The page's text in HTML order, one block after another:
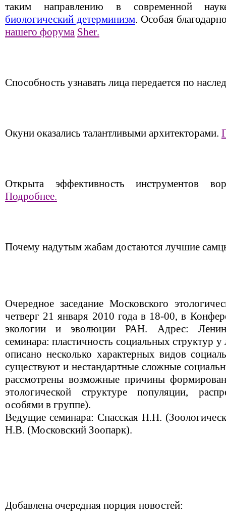
таким направлению в современной
биологический детерминизм. Особая
нашего форума Sher.
Способность узнавать лица передается по
Окуни оказались талантливыми архитекторами.
Открыта эффективность инструментов
Подробнее.
Почему надутым жабам достаются лучшие
Очередное заседание Московского
четверг 21 января 2010 года в 18-00, в
экологии и эволюции РАН. Адрес:
семинара: пластичность социальных
описано несколько характерных видов
существуют и нестандартные сложные
рассмотрены возможные причины
этологической структуре популяции,
особями в группе).
Ведущие семинара: Спасская Н.Н.
Н.В. (Московский Зоопарк).
Добавлена очередная порция новостей: